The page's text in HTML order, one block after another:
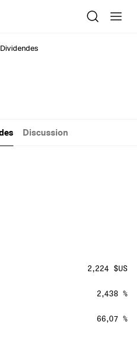
Dividendes
Discussion
2,224 $US
2,438 %
66,07 %